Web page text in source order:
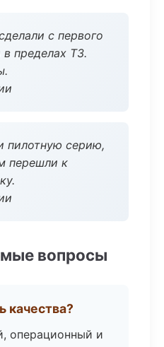
с первого
в пределах ТЗ.
пилотную серию,
перешли к
вопросы
качества?
операционный и